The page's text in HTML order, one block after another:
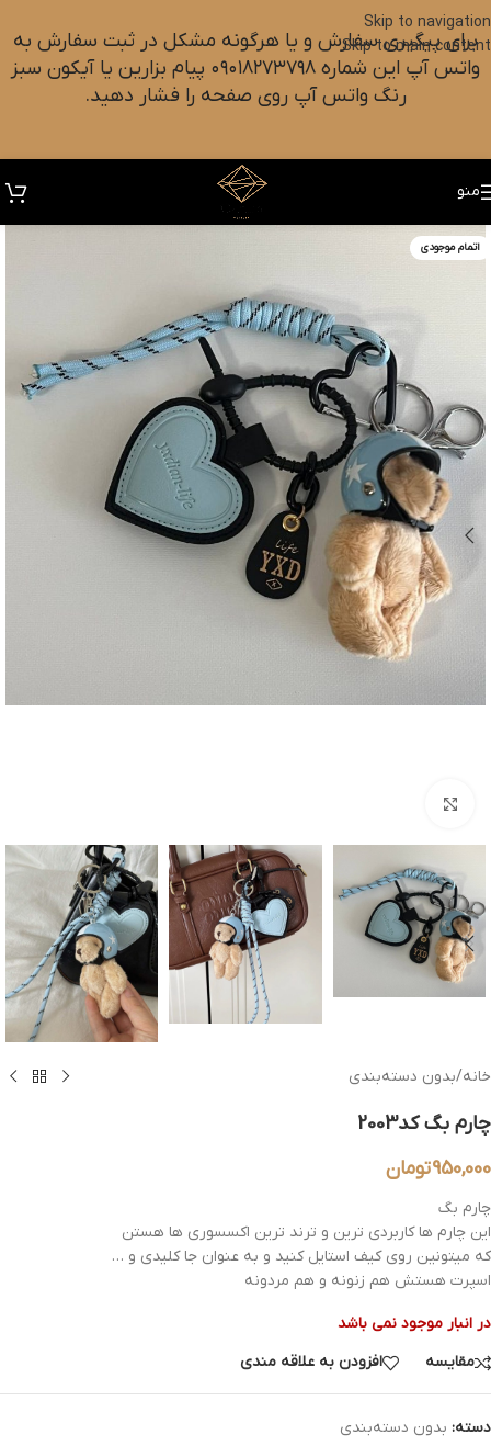
Skip to navigation
Skip to main content
برای پیگیری سفارش و یا هرگونه مشکل در ثبت سفارش به
واتس آپ این شماره ۰۹۰۱۸۲۷۳۷۹۸ پیام بزارین یا آیکون سبز
رنگ واتس آپ روی صفحه را فشار دهید.
منو
اتمام موجودی
خانه/بدون دسته‌بندی
چارم بگ کد2003
950,000تومان
چارم بگ
این چارم ها کاربردی ترین و ترند ترین اکسسوری ها هستن
که میتونین روی کیف استایل کنید و به عنوان جا کلیدی و …
اسپرت هستش هم زنونه و هم مردونه
در انبار موجود نمی باشد
مقایسه
افزودن به علاقه مندی
دسته: بدون دسته‌بندی